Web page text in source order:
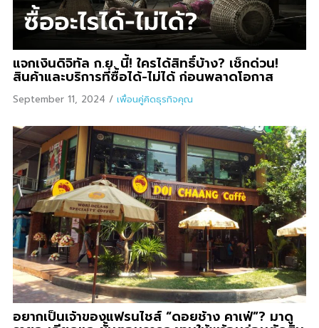
แจกเงินดิจิทัล ก.ย. นี้! ใครได้สิทธิ์บ้าง? เช็กด่วน!
สินค้าและบริการที่ซื้อได้-ไม่ได้ ก่อนพลาดโอกาส
September 11, 2024 / เพื่อนคู่คิดธุรกิจคุณ
อยากเป็นเจ้าของแฟรนไชส์ “ดอยช้าง คาเฟ่”? มาดู